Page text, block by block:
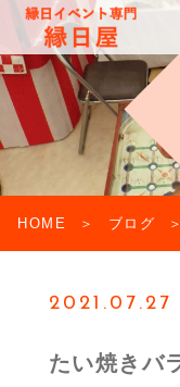
HOME ブログ
2021.07.27
たい焼きバ